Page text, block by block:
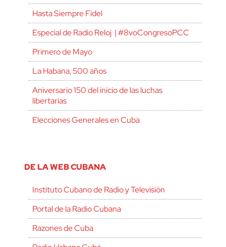
Hasta Siempre Fidel
Especial de Radio Reloj | #8voCongresoPCC
Primero de Mayo
La Habana, 500 años
Aniversario 150 del inicio de las luchas
libertarias
Elecciones Generales en Cuba
DE LA WEB CUBANA
Instituto Cubano de Radio y Televisión
Portal de la Radio Cubana
Razones de Cuba